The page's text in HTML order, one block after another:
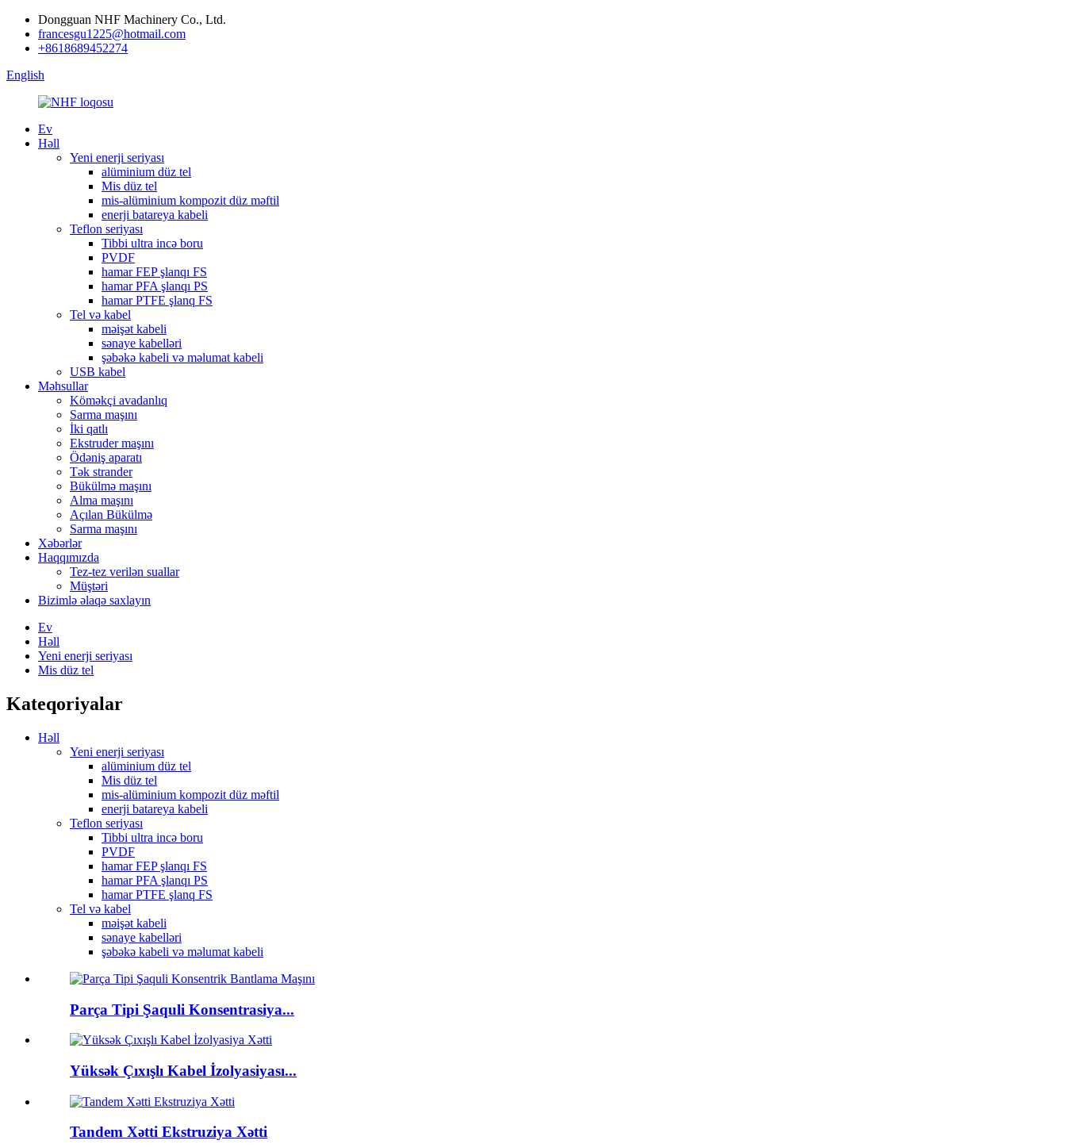
Dongguan NHF Machinery Co., Ltd.
francesgu1225@hotmail.com
+8618689452274
English
Ev
Həll
Yeni enerji seriyası
alüminium düz tel
Mis düz tel
mis-alüminium kompozit düz məftil
enerji batareya kabeli
Teflon seriyası
Tibbi ultra incə boru
PVDF
hamar FEP şlanqı FS
hamar PFA şlanqı PS
hamar PTFE şlanq FS
Tel və kabel
məişət kabeli
sənaye kabelləri
şəbəkə kabeli və məlumat kabeli
USB kabel
Məhsullar
Köməkçi avadanlıq
Sarma maşını
İki qatlı
Ekstruder maşını
Ödəniş aparatı
Tək strander
Bükülmə maşını
Alma maşını
Açılan Bükülmə
Sarma maşını
Xəbərlər
Haqqımızda
Tez-tez verilən suallar
Müştəri
Bizimlə əlaqə saxlayın
Ev
Həll
Yeni enerji seriyası
Mis düz tel
Kateqoriyalar
Həll
Yeni enerji seriyası
alüminium düz tel
Mis düz tel
mis-alüminium kompozit düz məftil
enerji batareya kabeli
Teflon seriyası
Tibbi ultra incə boru
PVDF
hamar FEP şlanqı FS
hamar PFA şlanqı PS
hamar PTFE şlanq FS
Tel və kabel
məişət kabeli
sənaye kabelləri
şəbəkə kabeli və məlumat kabeli
Parça Tipi Şaquli Konsentrasiya...
Yüksək Çıxışlı Kabel İzolyasiyası...
Tandem Xətti Ekstruziya Xətti